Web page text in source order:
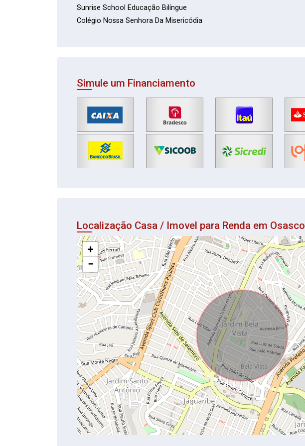
Sunrise School Educação Bilíngue
Colégio Nossa Senhora Da Misericódia
Simule um Financiamento
Localização Casa / Imovel para Renda em Osasco
+
−